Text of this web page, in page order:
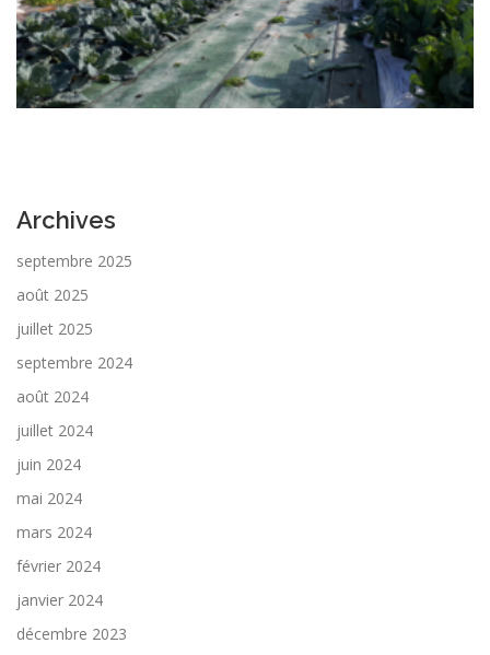
Archives
septembre 2025
août 2025
juillet 2025
septembre 2024
août 2024
juillet 2024
juin 2024
mai 2024
mars 2024
février 2024
janvier 2024
décembre 2023